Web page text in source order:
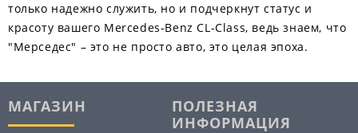
только надежно служить, но и подчеркнут статус и
красоту вашего Mercedes-Benz CL-Class, ведь знаем, что
"Мерседес" – это не просто авто, это целая эпоха.
МАГАЗИН
ПОЛЕЗНАЯ
ИНФОРМАЦИЯ